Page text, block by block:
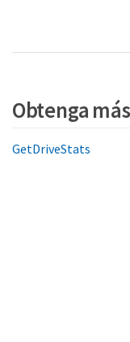
Obtenga
GetDriveStats